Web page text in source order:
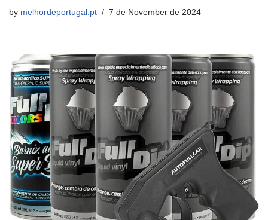
by melhordeportugal.pt 7 de November de 2024